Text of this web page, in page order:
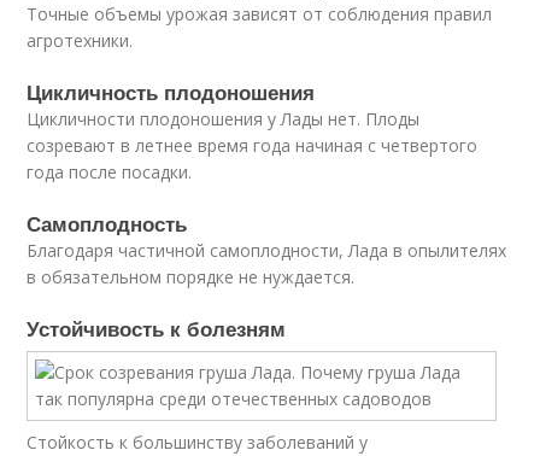
Точные объемы урожая зависят от соблюдения правил
агротехники.
Цикличность плодоношения
Цикличности плодоношения у Лады нет. Плоды
созревают в летнее время года начиная с четвертого
года после посадки.
Самоплодность
Благодаря частичной самоплодности, Лада в опылителях
в обязательном порядке не нуждается.
Устойчивость к болезням
Стойкость к большинству заболеваний у